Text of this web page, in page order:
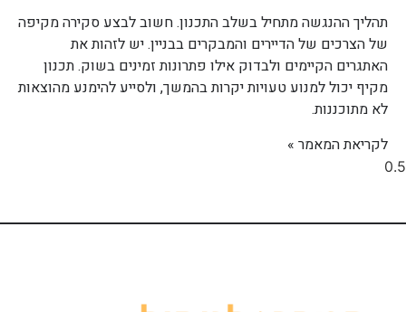
תהליך ההנגשה מתחיל בשלב התכנון. חשוב לבצע סקירה מקיפה
של הצרכים של הדיירים והמבקרים בבניין. יש לזהות את
האתגרים הקיימים ולבדוק אילו פתרונות זמינים בשוק. תכנון
מקיף יכול למנוע טעויות יקרות בהמשך, ולסייע להימנע מהוצאות
לא מתוכננות.
לקריאת המאמר »